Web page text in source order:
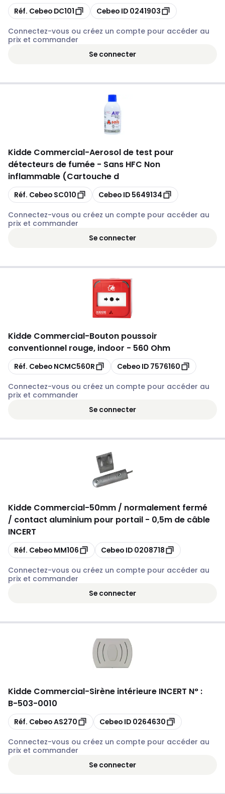
Copier
Réf. Cebeo DC101 Copier
Cebeo ID 0241903
Connectez-vous ou créez un compte pour accéder au
prix et commander
Se connecter
Kidde Commercial-Aerosol de test pour
détecteurs de fumée - Sans HFC Non
inflammable (Cartouche d
Copier
Réf. Cebeo SC010 Copier
Cebeo ID 5649134
Connectez-vous ou créez un compte pour accéder au
prix et commander
Se connecter
Kidde Commercial-Bouton poussoir
conventionnel rouge, indoor - 560 Ohm
Copier
Réf. Cebeo NCMC560R Copier
Cebeo ID 7576160
Connectez-vous ou créez un compte pour accéder au
prix et commander
Se connecter
Kidde Commercial-50mm / normalement fermé
/ contact aluminium pour portail - 0,5m de câble
INCERT
Copier
Réf. Cebeo MM106 Copier
Cebeo ID 0208718
Connectez-vous ou créez un compte pour accéder au
prix et commander
Se connecter
Kidde Commercial-Sirène intérieure INCERT N° :
B-503-0010
Copier
Réf. CebeoAS270 Copier
Cebeo ID 0264630
Connectez-vous ou créez un compte pour accéder au
prix et commander
Se connecter